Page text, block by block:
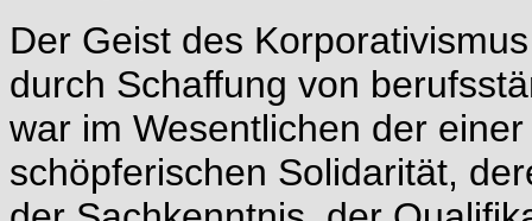
Der Geist des
durch Schaffung von
war im Wesentlichen der
schöpferischen Solidarität,